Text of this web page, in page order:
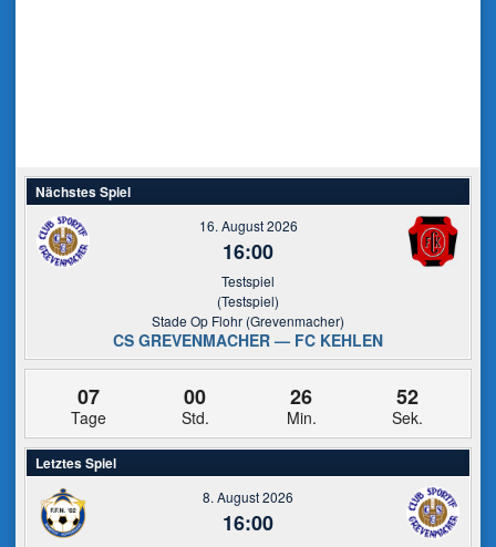
Nächstes Spiel
16. August 2026
16:00
Testspiel
(Testspiel)
Stade Op Flohr (Grevenmacher)
CS GREVENMACHER — FC KEHLEN
07
Tage
00
Std.
26
Min.
52
Sek.
Letztes Spiel
8. August 2026
16:00